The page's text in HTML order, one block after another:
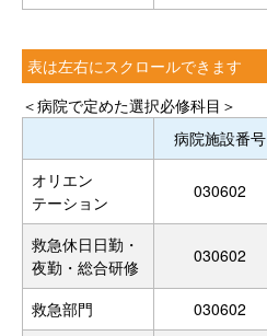
表は左右にスクロールできます
＜病院で定めた選択必修科目＞
病院施設番号
オリエン
テーション
030602
救急休日日勤・
夜勤・総合研修
030602
救急部門 030602